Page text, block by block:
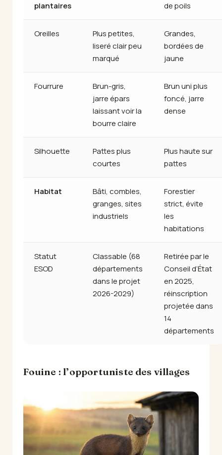
plantaires
de poils
Oreilles
Plus petites,
liseré clair peu
marqué
Grandes,
bordées de
jaune
Fourrure
Brun-gris,
jarre épars
laissant voir la
bourre claire
Brun uni plus
foncé, jarre
dense
Silhouette
Pattes plus
courtes
Plus haute sur
pattes
Habitat
Bâti, combles,
granges, sites
industriels
Forestier
strict, évite
les
habitations
Statut
ESOD
Classable (68
départements
dans le projet
2026-2029)
Retirée par le
Conseil d’État
en 2025,
réinscription
projetée dans
14
départements
Fouine : l’opportuniste des villages